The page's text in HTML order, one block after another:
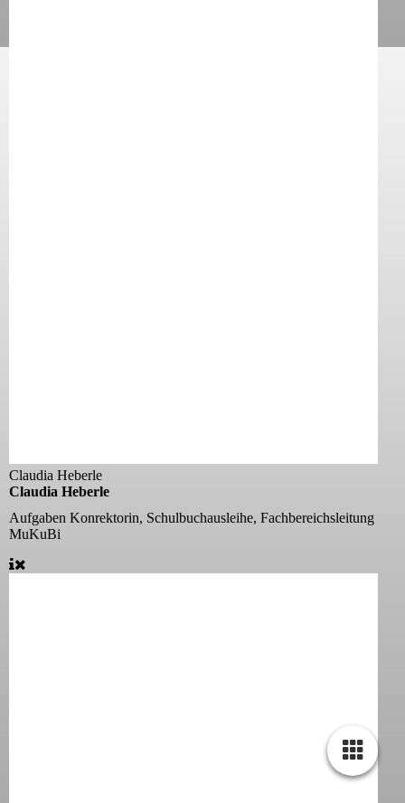
Claudia Heberle
Claudia Heberle
Aufgaben Konrektorin, Schulbuchausleihe, Fachbereichsleitung
MuKuBi